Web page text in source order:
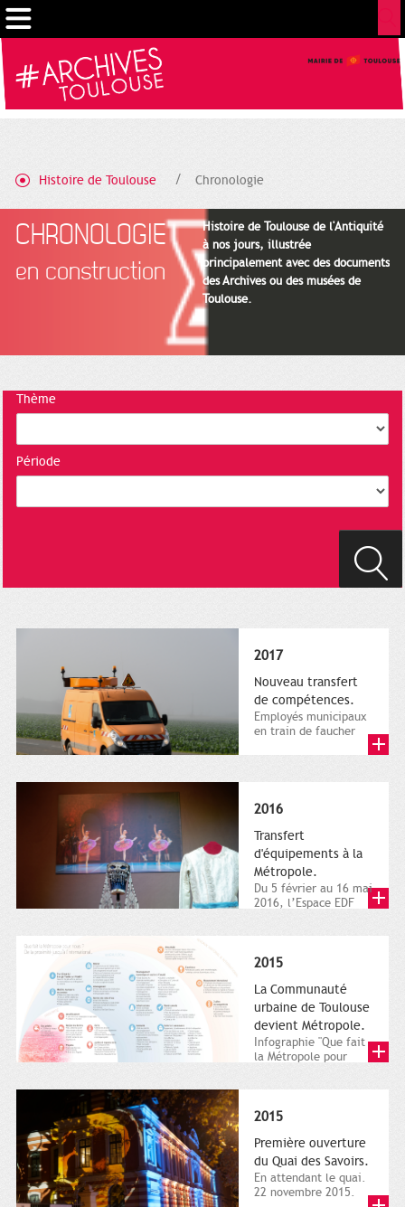
Histoire de Toulouse Chronologie
CHRONOLOGIE
en construction
Histoire de Toulouse de l'Antiquité
à nos jours, illustrée
principalement avec des documents
des Archives ou des musées de
Toulouse.
Thème
Période
2017
Nouveau transfert
de compétences.
Employés municipaux
en train de faucher
2016
Transfert
d'équipements à la
Métropole.
Du 5 février au 16 mai
2016, l’Espace EDF
2015
La Communauté
urbaine de Toulouse
devient Métropole.
Infographie "Que fait
la Métropole pour
2015
Première ouverture
du Quai des Savoirs.
En attendant le quai.
22 novembre 2015.
Cookies management panel